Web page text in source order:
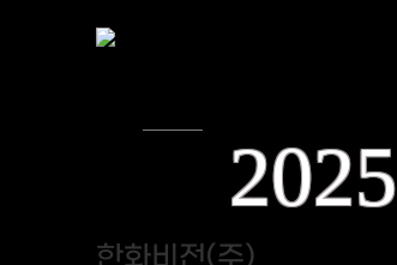
2025
한화비전(주)